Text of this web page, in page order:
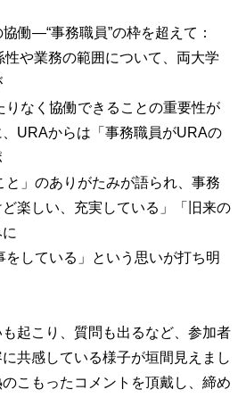
働―“事務職員”の枠を超えて：
や業務の範囲について、両大学
く協働できることの重要性が
URAからは「事務職員がURAの
のありがたみが語られ、事務
楽しい、充実している」「旧来の
ている」という思いが打ち明
起こり、質問も出るなど、参加者
共感している様子が垣間見えまし
こもったコメントを頂戴し、締め